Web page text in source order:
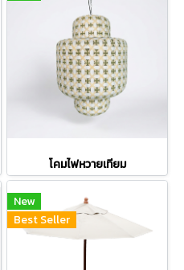
โคมไฟหวายเทียม
New
Best Seller